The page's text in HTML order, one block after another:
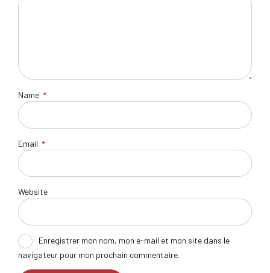
Name *
Email *
Website
Enregistrer mon nom, mon e-mail et mon site dans le
navigateur pour mon prochain commentaire.